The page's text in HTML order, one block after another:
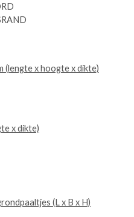
(lengte x hoogte x dikte)
x dikte)
(L x B x H)